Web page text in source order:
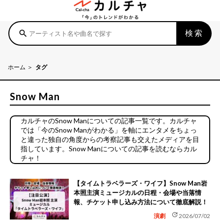
search 検索
ホーム タグ
Snow Man
カルチャのSnow Manについての記事一覧です。カルチャ
では「今のSnow Manがわかる」を軸にエンタメをちょっ
と違った独自の角度からの考察記事も交えたメディアを目
指しています。Snow Manについての記事を読むならカル
チャ！
【タイムトラベラーズ・ワイフ】Snow Man岩
本照主演ミュージカルの日程・会場や当落情
報、チケット申し込み方法について徹底解説！
演劇 update2026/07/02